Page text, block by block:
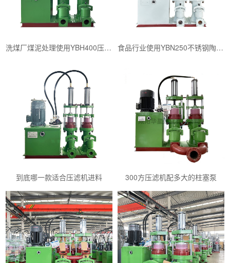
洗煤厂煤泥处理使用YBH400压滤机专用入料泵 食品行业使用YBN250不锈钢陶瓷柱塞泥浆泵
到底哪一款适合压滤机进料 300方压滤机配多大的柱塞泵